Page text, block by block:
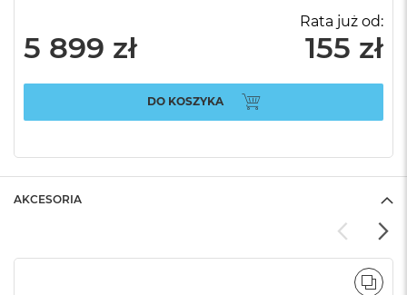
5 899 zł
Rata już od:
155 zł
DO KOSZYKA
AKCESORIA